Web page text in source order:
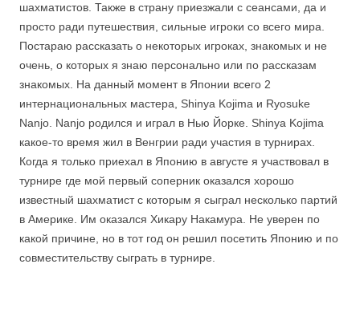
шахматистов. Также в страну приезжали с сеансами, да и
просто ради путешествия, сильные игроки со всего мира.
Постараю рассказать о некоторых игроках, знакомых и не
очень, о которых я знаю персонально или по рассказам
знакомых. На данный момент в Японии всего 2
интернациональных мастера, Shinya Kojima и Ryosuke
Nanjo. Nanjo родился и играл в Нью Йорке. Shinya Kojima
какое-то время жил в Венгрии ради участия в турнирах.
Когда я только приехал в Японию в августе я участвовал в
турнире где мой первый соперник оказался хорошо
известный шахматист с которым я сыграл несколько партий
в Америке. Им оказался Хикару Накамура. Не уверен по
какой причине, но в тот год он решил посетить Японию и по
совместительству сыграть в турнире.